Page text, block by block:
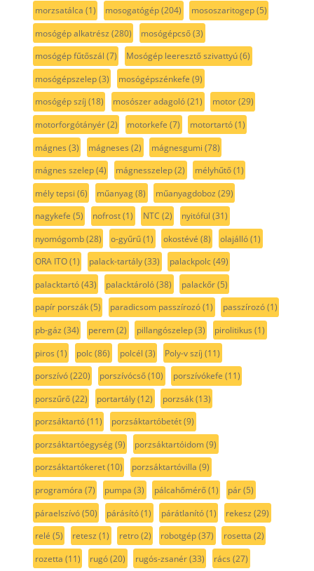
morzsatálca (1) mosogatógép(204) mososzaritogep(5)
mosógép alkatrész (280) mosógépcső(3)
mosógép fűtőszál (7) Mosógép leeresztő szivattyú(6)
mosógépszelep(3) mosógépszénkefe (9)
mosógép szíj (18) mosószer adagoló(21) motor(29)
motorforgótányér(2) motorkefe (7) motortartó(1)
mágnes (3) mágneses (2) mágnesgumi (78)
mágnes szelep(4) mágnesszelep(2) mélyhűtő(1)
mély tepsi (6) műanyag(8) műanyagdoboz (29)
nagykefe (5) nofrost(1) NTC (2) nyitófül (31)
nyomógomb(28) o-gyűrű(1) okostévé (8) olajálló(1)
ORA ITO(1) palack-tartály(33) palackpolc(49)
palacktartó(43) palacktároló(38) palackőr(5)
papír porszák(5) paradicsom passzírozó(1) passzírozó(1)
pb-gáz (34) perem(2) pillangószelep(3) pirolitikus (1)
piros (1) polc(86) polcél (3) Poly-v szíj (11)
porszívó(220) porszívócső(10) porszívókefe (11)
porszűrő(22) portartály(12) porzsák(13)
porzsáktartó(11) porzsáktartóbetét(9)
porzsáktartóegység(9) porzsáktartóidom(9)
porzsáktartókeret(10) porzsáktartóvilla (9)
programóra (7) pumpa (3) pálcahőmérő(1) pár(5)
páraelszívó(50) párásító(1) párátlanító(1) rekesz (29)
relé (5) retesz (1) retro(2) robotgép(37) rosetta (2)
rozetta (11) rugó(20) rugós-zsanér(33) rács (27)